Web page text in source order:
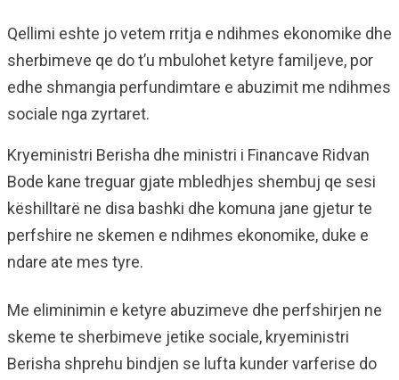
Qellimi eshte jo vetem rritja e ndihmes ekonomike dhe
sherbimeve qe do t’u mbulohet ketyre familjeve, por
edhe shmangia perfundimtare e abuzimit me ndihmes
sociale nga zyrtaret.
Kryeministri Berisha dhe ministri i Financave Ridvan
Bode kane treguar gjate mbledhjes shembuj qe sesi
këshilltarë ne disa bashki dhe komuna jane gjetur te
perfshire ne skemen e ndihmes ekonomike, duke e
ndare ate mes tyre.
Me eliminimin e ketyre abuzimeve dhe perfshirjen ne
skeme te sherbimeve jetike sociale, kryeministri
Berisha shprehu bindjen se lufta kunder varferise do